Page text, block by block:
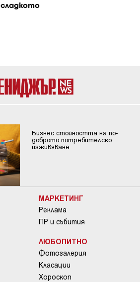
сладкото
Бизнес стойността на по-
доброто потребителско
изживяване
МАРКЕТИНГ
Реклама
ПР и събития
ЛЮБОПИТНО
Фотогалерия
Класации
Хороскоп